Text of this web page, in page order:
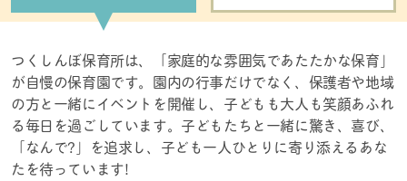
つくしんぼ保育所は、「家庭的な雰囲気であたたかな保育」
が自慢の保育園です。園内の行事だけでなく、保護者や地域
の方と一緒にイベントを開催し、子どもも大人も笑顔あふれ
る毎日を過ごしています。子どもたちと一緒に驚き、喜び、
「なんで?」を追求し、子ども一人ひとりに寄り添えるあな
たを待っています!